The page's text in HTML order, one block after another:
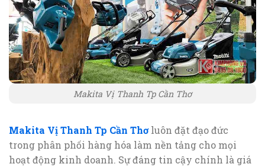
Makita Vị Thanh Tp Cần Thơ
Makita Vị Thanh Tp Cần Thơluôn đặt đạo đức
trong phân phối hàng hóa làm nền tảng cho mọi
hoạt động kinh doanh. Sự đáng tin cậy chính là giá